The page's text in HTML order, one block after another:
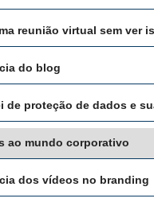
reunião virtual sem ver
do blog
de proteção de dados e
ao mundo corporativo
dos vídeos no branding